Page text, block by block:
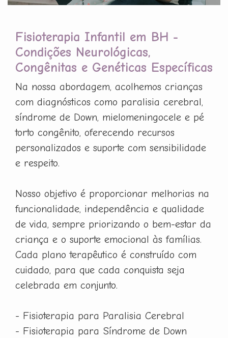
Fisioterapia Infantil em BH -
Condições Neurológicas,
Congênitas e Genéticas Específicas
Na nossa abordagem, acolhemos crianças
com diagnósticos como paralisia cerebral,
síndrome de Down, mielomeningocele e pé
torto congênito, oferecendo recursos
personalizados e suporte com sensibilidade
e respeito.
Nosso objetivo é proporcionar melhorias na
funcionalidade, independência e qualidade
de vida, sempre priorizando o bem-estar da
criança e o suporte emocional às famílias.
Cada plano terapêutico é construído com
cuidado, para que cada conquista seja
celebrada em conjunto.
- Fisioterapia para Paralisia Cerebral
- Fisioterapia para Síndrome de Down